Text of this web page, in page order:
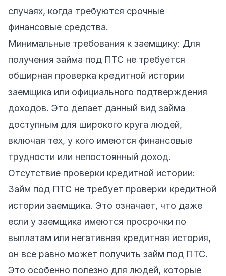
случаях, когда требуются срочные
финансовые средства.
Минимальные требования к заемщику: Для
получения займа под ПТС не требуется
обширная проверка кредитной истории
заемщика или официального подтверждения
доходов. Это делает данный вид займа
доступным для широкого круга людей,
включая тех, у кого имеются финансовые
трудности или непостоянный доход.
Отсутствие проверки кредитной истории:
Займ под ПТС не требует проверки кредитной
истории заемщика. Это означает, что даже
если у заемщика имеются просрочки по
выплатам или негативная кредитная история,
он все равно может получить займ под ПТС.
Это особенно полезно для людей, которые